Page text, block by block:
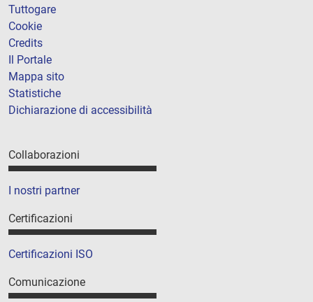
Tuttogare
Cookie
Credits
Il Portale
Mappa sito
Statistiche
Dichiarazione di accessibilità
Collaborazioni
I nostri partner
Certificazioni
Certificazioni ISO
Comunicazione